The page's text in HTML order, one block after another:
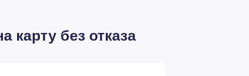
карту без отказа